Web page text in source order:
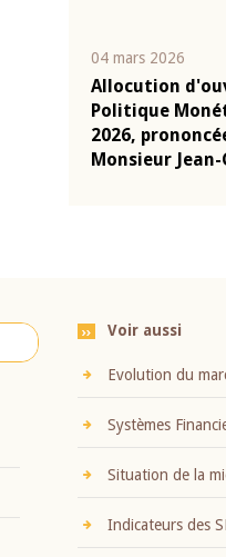
04 mars 2026
Allocution
Politique
2026,
Monsieur Jean-
Voir aussi
Evolution du
Systèmes
Situation de la
Indicateurs des